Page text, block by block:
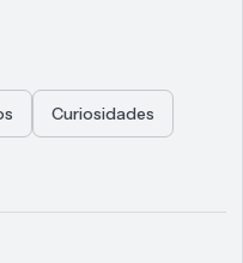
Curiosidades